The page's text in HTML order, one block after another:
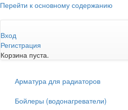
Перейти к основному содержанию
Вход
Регистрация
Корзина пуста.
Арматура для радиаторов
Бойлеры (водонагреватели)